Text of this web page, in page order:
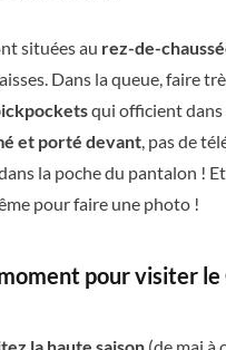
situées au rez-de-
Dans la queue, faire
qui officient dans
et porté devant, pas de
la poche du pantalon !
pour faire une photo !
pour visiter le